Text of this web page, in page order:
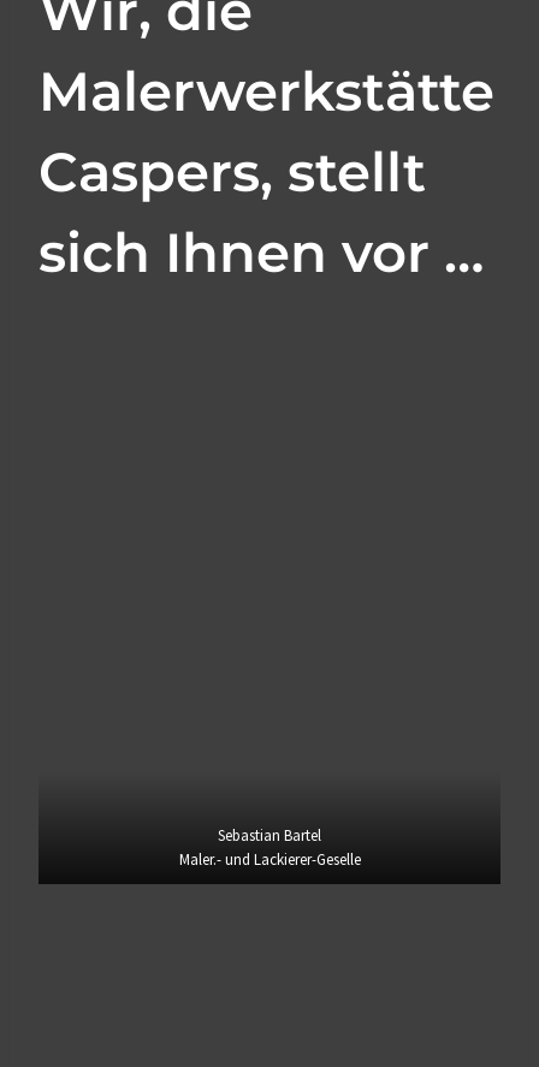
Malerwerkstätte
Caspers, stellt
sich Ihnen vor …
Sebastian Bartel
Maler.- und Lackierer-Geselle